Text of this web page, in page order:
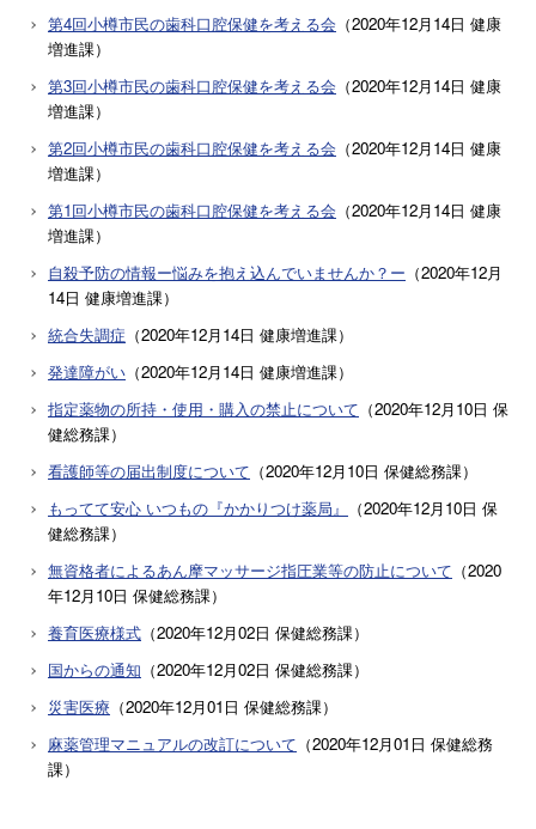
第4回小樽市民の歯科口腔保健を考える会 （2020年12月14日 健康
増進課）
第3回小樽市民の歯科口腔保健を考える会 （2020年12月14日 健康
増進課）
第2回小樽市民の歯科口腔保健を考える会 （2020年12月14日 健康
増進課）
第1回小樽市民の歯科口腔保健を考える会 （2020年12月14日 健康
増進課）
自殺予防の情報ー悩みを抱え込んでいませんか？ー （2020年12月
14日 健康増進課）
統合失調症 （2020年12月14日 健康増進課）
発達障がい （2020年12月14日 健康増進課）
指定薬物の所持・使用・購入の禁止について （2020年12月10日 保
健総務課）
看護師等の届出制度について （2020年12月10日 保健総務課）
もってて安心 いつもの『かかりつけ薬局』
（2020年12月10日 保
健総務課）
無資格者によるあん摩マッサージ指圧業等の防止について （2020
年12月10日 保健総務課）
養育医療様式 （2020年12月02日 保健総務課）
国からの通知 （2020年12月02日 保健総務課）
災害医療 （2020年12月01日 保健総務課）
麻薬管理マニュアルの改訂について （2020年12月01日 保健総務
課）